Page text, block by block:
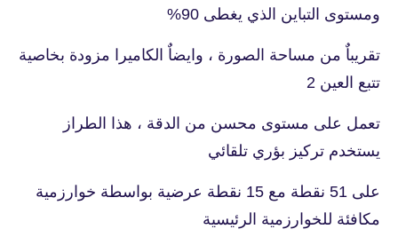
ومستوى التباين الذي يغطى 90%
تقريباٌ من مساحة الصورة ، وايضاٌ الكاميرا مزودة بخاصية
تتبع العين 2
تعمل على مستوى محسن من الدقة ، هذا الطراز
يستخدم تركيز بؤري تلقائي
على 51 نقطة مع 15 نقطة عرضية بواسطة خوارزمية
مكافئة للخوارزمية الرئيسية